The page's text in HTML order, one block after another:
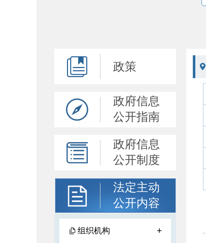
政策
政府信息
公开指南
政府信息
公开制度
法定主动
公开内容
组织机构 +
